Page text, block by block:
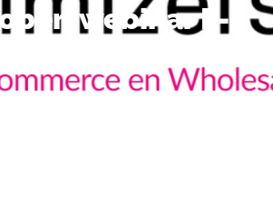
webinar E-
en Wholesale